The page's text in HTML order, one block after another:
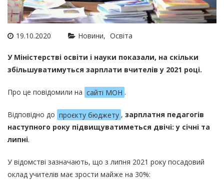
19.10.2020 Новини Освіта
У Міністерстві освіти і науки показали, на скільки
збільшуватимуться зарплати вчителів у 2021 році.
Про це повідомили на сайті МОН .
Відповідно до проєкту бюджету , зарплатня педагогів
наступного року підвищуватиметься двічі: у січні та
липні.
У відомстві зазначають, що з липня 2021 року посадовий
оклад учителів має зрости майже на 30%: